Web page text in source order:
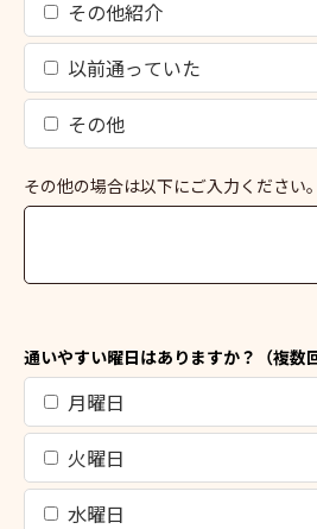
その他紹介
以前通っていた
その他
その他の場合は以下にご入力ください。
通いやすい曜日はありますか？（複数
月曜日
火曜日
水曜日